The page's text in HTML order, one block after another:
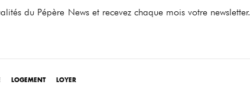
du Pépère News et recevez chaque mois votre newsletter.
LOGEMENT LOYER